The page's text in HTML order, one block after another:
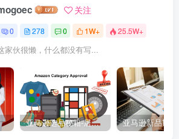
关注
0 278 0 1W+ 25.5W+
家伙很懒，什么都没有写...
亚马逊选品秘籍-居中店铺掘金术：精铺卖家月入$10000的选品方案（附数据拆解）